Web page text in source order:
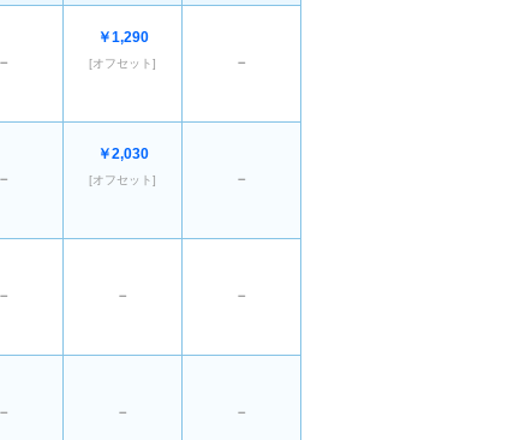
－
￥1,290
[オフセット] －
－
￥2,030
[オフセット] －
－ － －
－ － －